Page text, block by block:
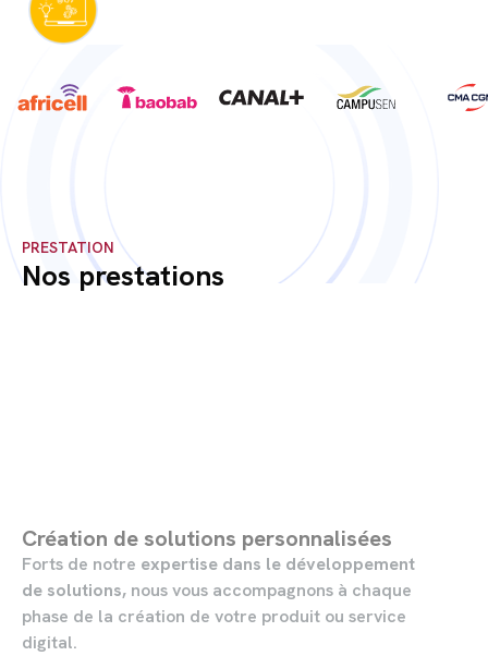
PRESTATION
Nos prestations
Création de solutions personnalisées
Forts de notre expertise dans le développement
de solutions, nous vous accompagnons à chaque
phase de la création de votre produit ou service
digital.